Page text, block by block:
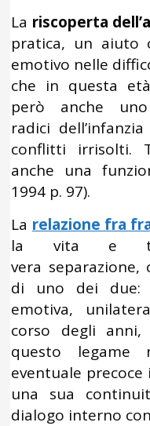
La riscoperta
pratica, un aiuto
emotivo nelle
che in questa
però anche
radici
conflitti irrisolti.
anche una
1994 p. 97).
La relazione fra
la vita e
vera
di uno dei due:
emotiva,
corso degli
questo
eventuale
una sua
dialogo interno